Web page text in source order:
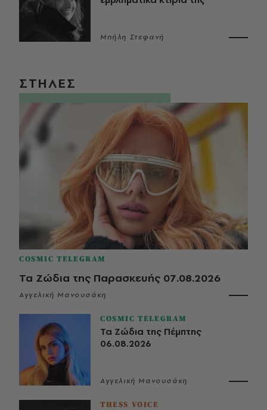
Μπήλη Στεφανή
ΣΤΗΛΕΣ
COSMIC TELEGRAM
Τα Ζώδια της Παρασκευής 07.08.2026
Αγγελική Μανουσάκη
COSMIC TELEGRAM
Τα Ζώδια της Πέμπτης
06.08.2026
Αγγελική Μανουσάκη
THESS VOICE